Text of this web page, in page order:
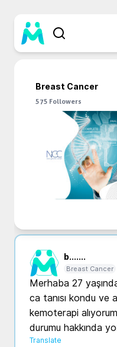
Breast Cancer
575 Followers
b.......
Breast Cancer
Merhaba 27
ca tanısı kondu ve
kemoterapi
durumu hakkında
Translate